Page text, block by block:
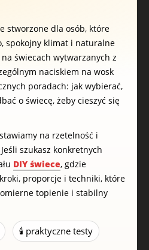
stworzone dla osób, które
spokojny klimat i naturalne
świecach wytwarzanych z
naciskiem na wosk
poradach: jak wybierać,
o świecę, żeby cieszyć się
na rzetelność i
szukasz konkretnych
DIY świece, gdzie
proporcje i techniki, które
topienie i stabilny
🕯️ praktyczne testy